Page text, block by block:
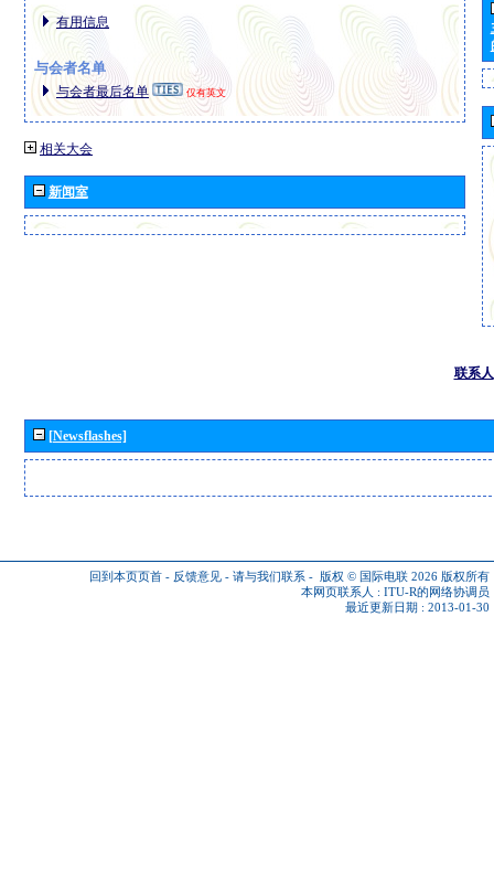
有用信息
与会者名单
与会者最后名单 仅有英文
相关大会
新闻室
联系人
[Newsflashes]
回到本页页首 - 反馈意见 - 请与我们联系 - 版权 © 国际电联 2026 版权所有
本网页联系人 : ITU-R的网络协调员
最近更新日期 : 2013-01-30